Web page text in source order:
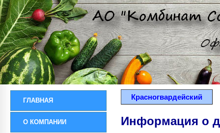
ГЛАВНАЯ
О КОМПАНИИ
Красногвардейский
Информация о